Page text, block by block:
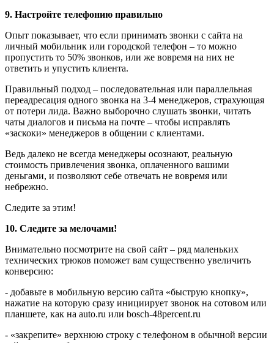
9. Настройте телефонию правильно
Опыт показывает, что если принимать звонки с сайта на
личный мобильник или городской телефон – то можно
пропустить то 50% звонков, или же вовремя на них не
ответить и упустить клиента.
Правильный подход – последовательная или параллельная
переадресация одного звонка на 3-4 менеджеров, страхующая
от потери лида. Важно выборочно слушать звонки, читать
чаты диалогов и письма на почте – чтобы исправлять
«заскоки» менеджеров в общении с клиентами.
Ведь далеко не всегда менеджеры осознают, реальную
стоимость привлечения звонка, оплаченного вашими
деньгами, и позволяют себе отвечать не вовремя или
небрежно.
Следите за этим!
10. Следите за мелочами!
Внимательно посмотрите на свой сайт – ряд маленьких
технических трюков поможет вам существенно увеличить
конверсию:
- добавьте в мобильную версию сайта «быструю кнопку»,
нажатие на которую сразу инициирует звонок на сотовом или
планшете, как на auto.ru или bosch-48percent.ru
- «закрепите» верхнюю строку с телефоном в обычной версии